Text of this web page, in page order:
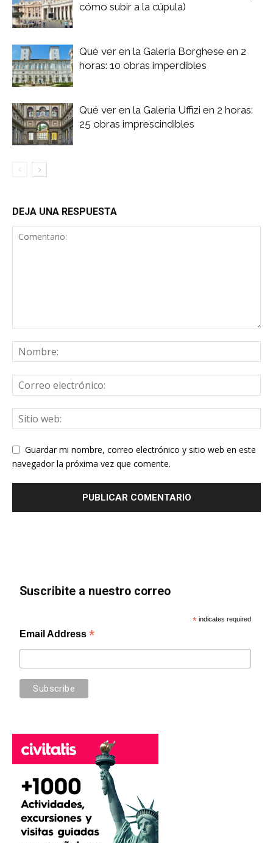
cómo subir a la cúpula)
Qué ver en la Galería Borghese en 2
horas: 10 obras imperdibles
Qué ver en la Galería Uffizi en 2 horas:
25 obras imprescindibles
DEJA UNA RESPUESTA
Guardar mi nombre, correo electrónico y sitio web en este
navegador la próxima vez que comente.
Suscribite a nuestro correo
* indicates required
Email Address*